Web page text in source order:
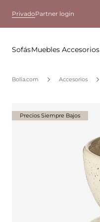
PrivadoPartner login
SofásMuebles Accesorios
Bolia.com Accesorios
Precios Siempre Bajos